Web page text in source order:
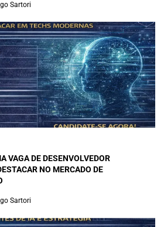
Sartori
VAGA DE DESENVOLVEDOR
NO MERCADO DE
Sartori